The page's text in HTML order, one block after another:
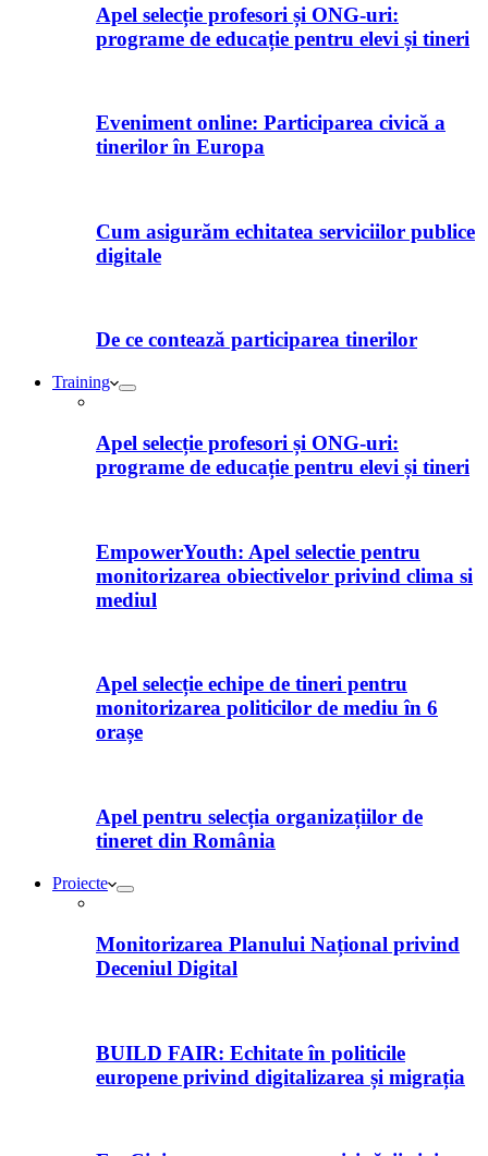
Apel selecție profesori și ONG-uri:
programe de educație pentru elevi și tineri
Eveniment online: Participarea civică a
tinerilor în Europa
Cum asigurăm echitatea serviciilor publice
digitale
De ce contează participarea tinerilor
Training
Apel selecție profesori și ONG-uri:
programe de educație pentru elevi și tineri
EmpowerYouth: Apel selectie pentru
monitorizarea obiectivelor privind clima si
mediul
Apel selecție echipe de tineri pentru
monitorizarea politicilor de mediu în 6
orașe
Apel pentru selecția organizațiilor de
tineret din România
Proiecte
Monitorizarea Planului Național privind
Deceniul Digital
BUILD FAIR: Echitate în politicile
europene privind digitalizarea și migrația